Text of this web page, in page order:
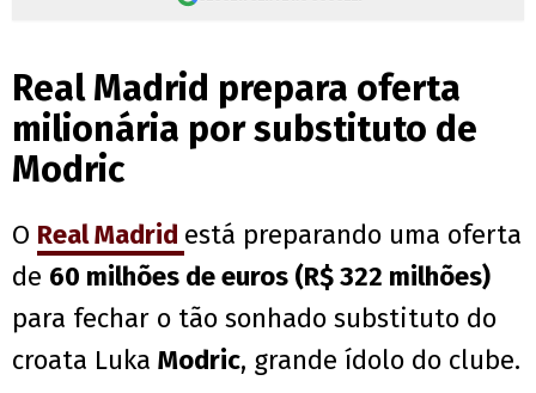
Real Madrid prepara oferta
milionária por substituto de
Modric
O Real Madrid está preparando uma oferta
de 60 milhões de euros (R$ 322 milhões)
para fechar o tão sonhado substituto do
croata Luka Modric, grande ídolo do clube.